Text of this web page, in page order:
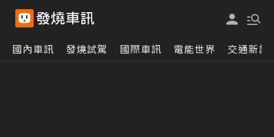
國內車訊 發燒試駕 國際車訊 電能世界 交通新訊